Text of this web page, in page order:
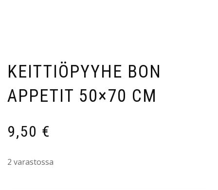
KEITTIÖPYYHE BON
APPETIT 50×70 CM
9,50 €
2 varastossa